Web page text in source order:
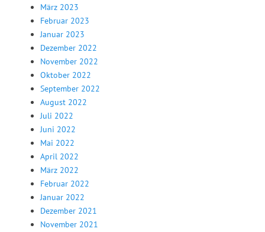
März 2023
Februar 2023
Januar 2023
Dezember 2022
November 2022
Oktober 2022
September 2022
August 2022
Juli 2022
Juni 2022
Mai 2022
April 2022
März 2022
Februar 2022
Januar 2022
Dezember 2021
November 2021